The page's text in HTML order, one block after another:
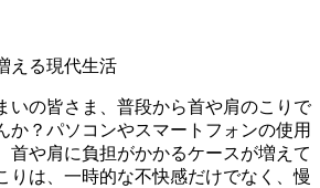
える現代生活
いの皆さま、普段から首や肩のこりで
か？パソコンやスマートフォンの使用
首や肩に負担がかかるケースが増えて
りは、一時的な不快感だけでなく、慢